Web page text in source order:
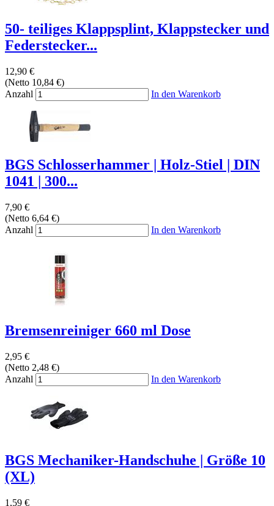
50- teiliges Klappsplint, Klappstecker und
Federstecker...
12,90 €
(Netto 10,84 €)
Anzahl
In den Warenkorb
BGS Schlosserhammer | Holz-Stiel | DIN
1041 | 300...
7,90 €
(Netto 6,64 €)
Anzahl
In den Warenkorb
Bremsenreiniger 660 ml Dose
2,95 €
(Netto 2,48 €)
Anzahl
In den Warenkorb
BGS Mechaniker-Handschuhe | Größe 10
(XL)
1,59 €